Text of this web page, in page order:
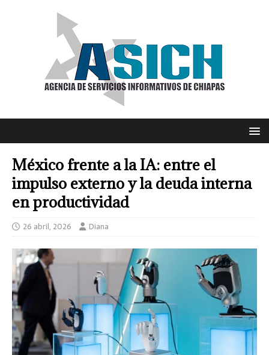
México frente a la IA: entre el
impulso externo y la deuda interna
en productividad
26 abril, 2026 Diana